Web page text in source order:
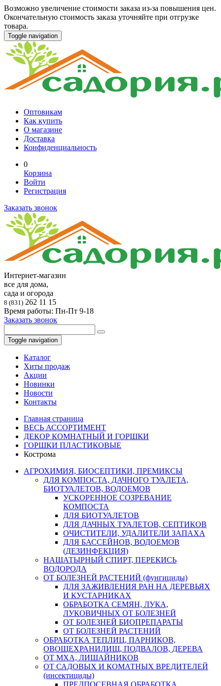
Возможно увеличение стоимости заказа из-за повышения цен.
Окончательную стоимость заказа уточняйте при отгрузке
товара.
Toggle navigation
Оптовикам
Как купить
О магазине
Доставка
Конфиденциальность
0
Корзина
Войти
Регистрация
Заказать звонок
Интернет-магазин
все для дома,
сада и огорода
8 (831) 262 11 15
Время работы: Пн-Пт 9-18
Заказать звонок
Toggle navigation
Каталог
Хиты продаж
Акции
Новинки
Новости
Контакты
Главная страница
ВЕСЬ АССОРТИМЕНТ
ДЕКОР КОМНАТНЫЙ И ГОРШКИ
ГОРШКИ ПЛАСТИКОВЫЕ
Кострома
АГРОХИМИЯ, БИОСЕПТИКИ, ПРЕМИКСЫ
ДЛЯ КОМПОСТА, ДАЧНОГО ТУАЛЕТА,
БИОТУАЛЕТОВ, ВОДОЕМОВ
УСКОРЕННОЕ СОЗРЕВАНИЕ
КОМПОСТА
ДЛЯ БИОТУАЛЕТОВ
ДЛЯ ДАЧНЫХ ТУАЛЕТОВ, СЕПТИКОВ
ОЧИСТИТЕЛИ, УДАЛИТЕЛИ ЗАПАХА
ДЛЯ БАССЕЙНОВ, ВОДОЕМОВ
(ДЕЗИНФЕКЦИЯ)
НАШАТЫРНЫЙ СПИРТ, ПЕРЕКИСЬ
ВОДОРОДА
ОТ БОЛЕЗНЕЙ РАСТЕНИЙ (фунгициды)
ДЛЯ ЗАЖИВЛЕНИЯ РАН НА ДЕРЕВЬЯХ
И КУСТАРНИКАХ
ОБРАБОТКА СЕМЯН, ЛУКА,
ЛУКОВИЧНЫХ ОТ БОЛЕЗНЕЙ
ОТ БОЛЕЗНЕЙ БИОПРЕПАРАТЫ
ОТ БОЛЕЗНЕЙ РАСТЕНИЙ
ОБРАБОТКА ТЕПЛИЦ, ПАРНИКОВ,
ОВОЩЕХРАНИЛИЩ, ПОДВАЛОВ, ДЕРЕВА
ОТ МХА, ЛИШАЙНИКОВ
ОТ САДОВЫХ И КОМАТНЫХ ВРЕДИТЕЛЕЙ
(инсектициды)
ПРЕДПОСЕВНАЯ ОБРАБОТКА